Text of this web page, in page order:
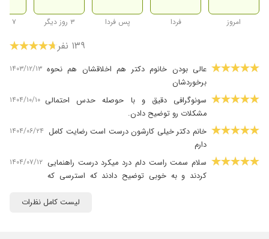
امروز فردا پس فردا ۳ روز دیگر ۷ روز دیگر
۱۳۹ نفر
عالی بودن خانوم دکتر هم اخلاقشان هم نحوه
برخوردشان
۱۴۰۳/۱۲/۱۳
سونوگرافی دقیق و با حوصله حدس احتمالی
مشکلات رو توضیح دادن.
۱۴۰۴/۱۰/۱۰
خانم دکتر خیلی کارشون درست است رضایت کامل
دارم
۱۴۰۴/۰۶/۲۴
سلام سمت راست دلم درد میکرد درست راهنمایی
کردند و به خوبی توضیح دادند که استرسی که
۱۴۰۴/۰۷/۱۲
لیست کامل نظرات